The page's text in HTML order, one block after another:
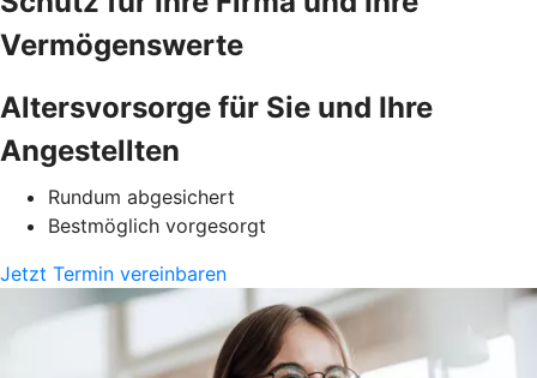
Vermögenswerte
Altersvorsorge für Sie und Ihre
Angestellten
Rundum abgesichert
Bestmöglich vorgesorgt
Jetzt Termin vereinbaren